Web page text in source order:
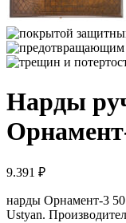
Нарды
9.391 ₽
нарды Орнамент-3
Ustyan.